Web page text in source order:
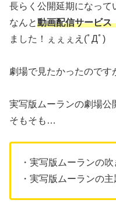
長らく公開延期になって
なんと動画配信サービ
ました！ぇぇぇえ(ﾟДﾟ)
劇場で見たかったので
実写版ムーランの劇場公
そもそも…
・実写版ムーランの
・実写版ムーランの